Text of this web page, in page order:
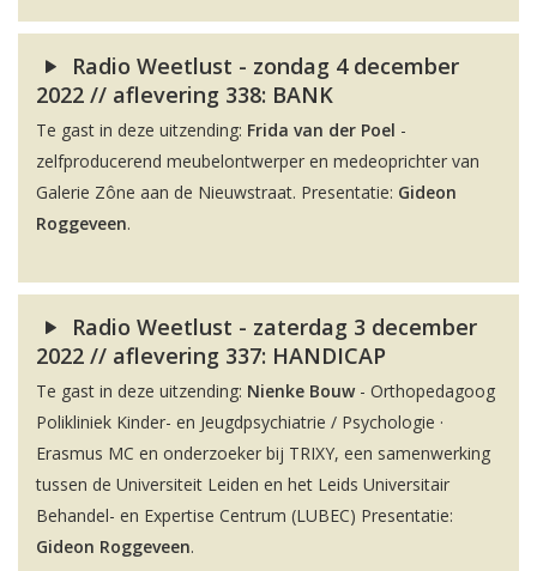
Radio Weetlust - zondag 4 december
2022 // aflevering 338: BANK
Te gast in deze uitzending: Frida van der Poel -
zelfproducerend meubelontwerper en medeoprichter van
Galerie Zône aan de Nieuwstraat. Presentatie: Gideon
Roggeveen.
Radio Weetlust - zaterdag 3 december
2022 // aflevering 337: HANDICAP
Te gast in deze uitzending: Nienke Bouw- Orthopedagoog
Polikliniek Kinder- en Jeugdpsychiatrie / Psychologie ·
Erasmus MC en onderzoeker bij TRIXY, een samenwerking
tussen de Universiteit Leiden en het Leids Universitair
Behandel- en Expertise Centrum (LUBEC) Presentatie:
Gideon Roggeveen.